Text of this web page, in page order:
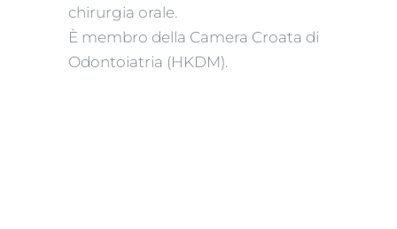
chirurgia orale.
È membro della Camera Croata di
Odontoiatria (HKDM).